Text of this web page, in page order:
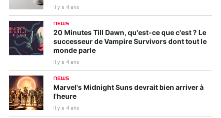
Il y a 4 ans
NEWS
20 Minutes Till Dawn, qu'est-ce que c'est ? Le
successeur de Vampire Survivors dont tout le
monde parle
Il y a 4 ans
NEWS
Marvel's Midnight Suns devrait bien arriver à
l'heure
Il y a 4 ans